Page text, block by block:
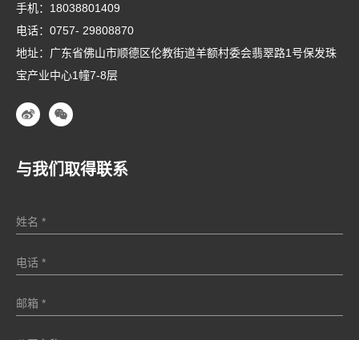
手机： 18038801409
电话： 0757- 29808870
地址：广东省佛山市顺德区伦教街道羊额村委会翡翠路1号保发珠
宝产业中心1幢7-8层
与我们取得联系